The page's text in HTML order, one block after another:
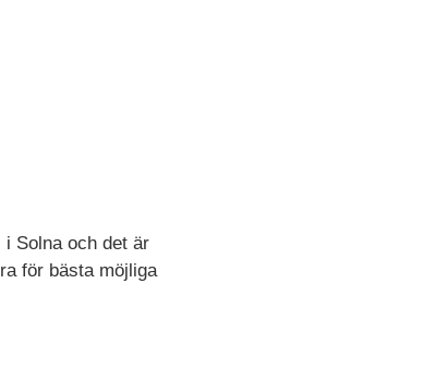
i Solna och det är
för bästa möjliga